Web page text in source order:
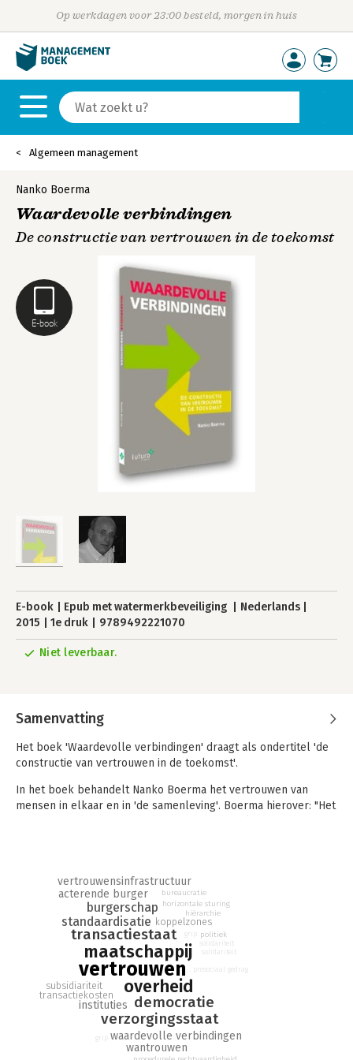
Op werkdagen voor 23:00 besteld, morgen in huis
Algemeen management
E-book
Nanko Boerma
Waardevolle verbindingen
De constructie van vertrouwen in de toekomst
E-book Epub met watermerkbeveiliging
Nederlands
2015
1e druk 9789492221070
Niet leverbaar.
Samenvatting
Het boek 'Waardevolle verbindingen' draagt als ondertitel 'de
constructie van vertrouwen in de toekomst'.
In het boek behandelt Nanko Boerma het vertrouwen van
mensen in elkaar en in 'de samenleving'. Boerma hierover: "Het
probleem."
vertrouwen
maatschappij
overheid
transactiestaat
democratie
verzorgingsstaat
standaardisatie
burgerschap
waardevolle verbindingen
instituties
wantrouwen
acterende burger
vertrouwensinfrastructuur
transactiekosten
koppelzones
subsidiariteit
bureaucratie
horizontale sturing
politiek
hiërarchie
prosociaal gedrag
grip
solidariteit
grip
solidariteit